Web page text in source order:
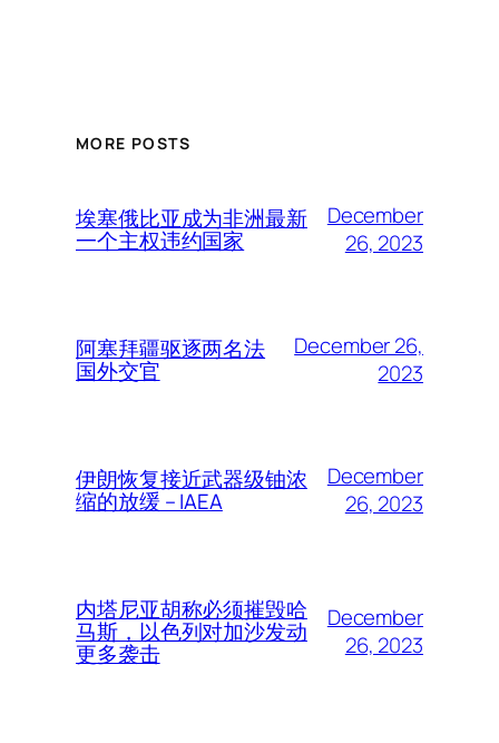
MORE POSTS
埃塞俄比亚成为非洲最新
一个主权违约国家
December
26, 2023
阿塞拜疆驱逐两名法
国外交官
December 26,
2023
伊朗恢复接近武器级铀浓
缩的放缓 – IAEA
December
26, 2023
内塔尼亚胡称必须摧毁哈
马斯，以色列对加沙发动
更多袭击
December
26, 2023